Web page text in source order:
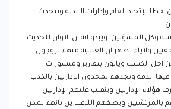
اخطا الإتحاد العام وإدارات الانديه ويتحدث
وكل المسؤلين .ويبدو انه ان الاوان للحديث
ولايام تظهر ان الغالبيه منهم يروجون
اجل الكسب وياتون بتقارير ومنشورات
فيها الدقه وتجدهم يمجدون الإداريين بالكذب
هؤلاء الإداريين وينقلب عليهم الإداريين
بالمرتشيين ويصفهم اللاعب ين بانهم يمكن